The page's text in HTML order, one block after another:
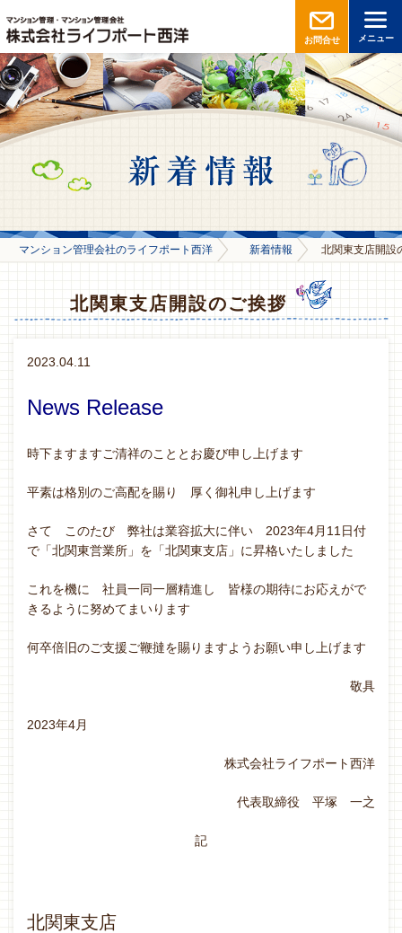
お問合せ メニュー
マンション管理会社のライフポート西洋 新着情報 北関東支店開設
北関東支店開設のご挨拶
2023.04.11
News Release
時下ますますご清祥のこととお慶び申し上げます
平素は格別のご高配を賜り 厚く御礼申し上げます
さて このたび 弊社は業容拡大に伴い 2023年4月11日付
で「北関東営業所」を「北関東支店」に昇格いたしました
これを機に 社員一同一層精進し 皆様の期待にお応えがで
きるように努めてまいります
何卒倍旧のご支援ご鞭撻を賜りますようお願い申し上げます
敬具
2023年4月
株式会社ライフポート西洋
代表取締役 平塚 一之
記
北関東支店